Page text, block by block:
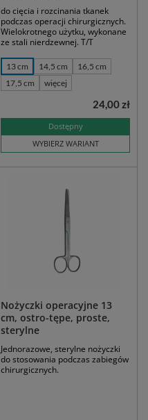
do cięcia i rozcinania tkanek
podczas operacji chirurgicznych.
Wielokrotnego użytku, wykonane
ze stali nierdzewnej. T/T
13 cm 14,5 cm
16,5 cm
17,5 cm
więcej
Dostępny
WYBIERZ WARIANT
24,00 zł
Nożyczki operacyjne 13
cm, ostro-tępe, proste,
sterylne
Jednorazowe, sterylne nożyczki
do stosowania podczas zabiegów
chirurgicznych.